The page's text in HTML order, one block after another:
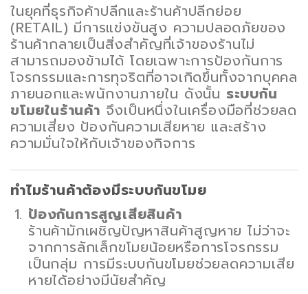
ในยุคที่ธุรกิจค้าปลีกและร้านค้าปลีกย่อย
(RETAIL) มีการแข่งขันสูง ความปลอดภัยของ
ร้านค้ากลายเป็นสิ่งสำคัญที่เจ้าของร้านไม่
สามารถมองข้ามได้ โดยเฉพาะการป้องกันการ
โจรกรรมและการทุจริตที่อาจเกิดขึ้นทั้งจากบุคคล
ภายนอกและพนักงานภายใน ดังนั้น ระบบกัน
ขโมยในร้านค้า จึงเป็นหนึ่งในเครื่องมือที่ช่วยลด
ความเสี่ยง ป้องกันความเสียหาย และสร้าง
ความมั่นใจให้กับเจ้าของกิจการ
ทำไมร้านค้าต้องมีระบบกันขโมย
ป้องกันการสูญเสียสินค้า
ร้านค้ามักเผชิญปัญหาสินค้าสูญหาย ไม่ว่าจะ
จากการลักเล็กขโมยน้อยหรือการโจรกรรม
เป็นกลุ่ม การมีระบบกันขโมยช่วยลดความเสีย
หายได้อย่างมีนัยสำคัญ